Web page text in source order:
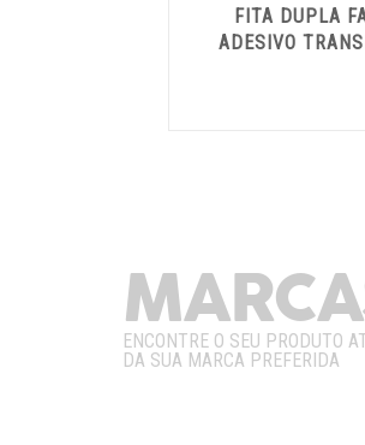
FITA DUPLA
ADESIVO
ENCONTRE O SEU PRODUTO
DA SUA MARCA PREFERIDA